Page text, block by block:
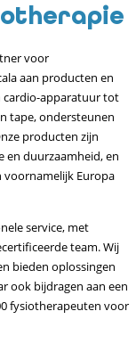
voor
aan producten en
cardio-apparatuur tot
tape, ondersteunen
producten zijn
en duurzaamheid, en
voornamelijk Europa
service, met
team. Wij
bieden oplossingen
ook bijdragen aan een
fysiotherapeuten voor